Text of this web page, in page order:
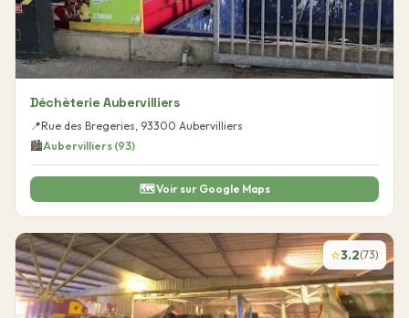
Déchèterie Aubervilliers
📍Rue des Bregeries, 93300 Aubervilliers
🏙️Aubervilliers (93)
🗺️ Voir sur Google Maps
⭐3.2(73)